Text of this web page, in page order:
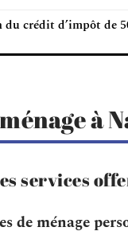
crédit d’impôt de
à
services
de ménage